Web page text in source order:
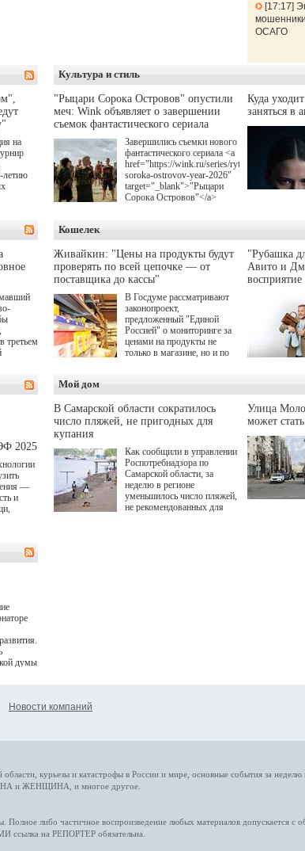
17:17
ОСАГО
на
летию
и
Культура и стиль
"Рыцари Сорока Островов" опустили
меч: Wink объявляет о завершении
съемок фантастического сериала
Завершились съемки нового
фантастического сериала <a
href="https://wink.ru/series/rytsari-
soroka-ostrovov-year-2026"
target="_blank">"Рыцари
Сорока Островов"</a>
и НМГ) по мотивам
одноименного романа
Сергея Лукьяненко. Главные
роли в проекте исполнили
Артем Кошман, Полина
Гухман, Вероника
Устимова, Олег Савостюк,
Святослав Рогожан, Кузьма
Котрелёв, Никита
Кологривый, Елисей
Чучилин, Александра
Дмитрий Куличков и Юлия
Волкова в роли родителей.
Режиссер-постановщик
проекта — Егор Чичканов
снова здравствуйте!").
Куда
заняться в
третьем
в СИЗО.
Кошелек
Живайкин: "Цены на продукты будут
проверять по всей цепочке — от
поставщика до кассы"
В Госдуме рассматривают
законопроект,
предложенный "Единой
Россией" о мониторинге за
ценами на продукты не
только в магазине, но и по
подорожания было понятно,
где именно цена "поехала"
вверх и кто её разогнал.
"Рубашка
Авито и
восприятие
2025
—
и
с
Для
в
кросс-
Мой дом
В Самарской области сократилось
число пляжей, не пригодных для
купания
Как сообщили в управлении
Роспотребнадзора по
Самарской области, за
неделю в регионе
уменьшилось число пляжей,
не рекомендованных для
Улица
может
думы
Новости компаний
области, курьезы и катастрофы в России и мире , основные события за неделю
и ЖЕНЩИНА , и многое другое
либо частичное воспроизведение любых материалов допускается с
ссылка на РЕПОРТЕР обязательна.